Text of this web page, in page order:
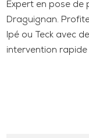
Expert en pose de
Draguignan.
Ipé ou Teck avec
intervention rapide